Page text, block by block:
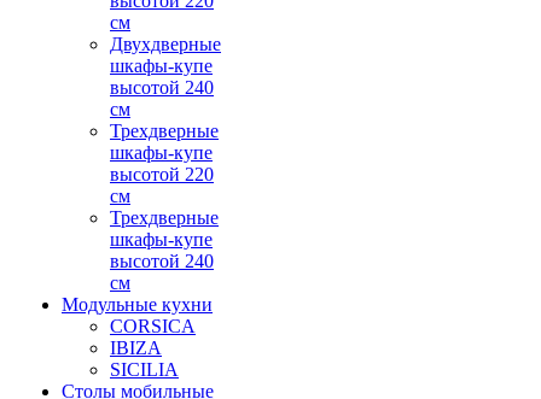
см
Двухдверные
шкафы-купе
высотой 240
см
Трехдверные
шкафы-купе
высотой 220
см
Трехдверные
шкафы-купе
высотой 240
см
Модульные кухни
CORSICA
IBIZA
SICILIA
Столы мобильные